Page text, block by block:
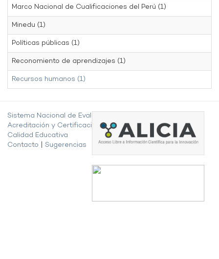
Marco Nacional de Cualificaciones del Perú (1)
Minedu (1)
Políticas públicas (1)
Reconomiento de aprendizajes (1)
Recursos humanos (1)
Sistema Nacional de Evaluación,
Acreditación y Certificación de la
Calidad Educativa
Contacto
Sugerencias